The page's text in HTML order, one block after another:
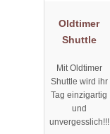
Oldtimer
Shuttle
Mit Oldtimer
Shuttle wird ihr
Tag einzigartig
und
unvergesslich!!!